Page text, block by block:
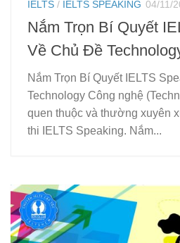
IELTS / IELTS SPEAKING 04/11/
Nắm Trọn Bí Quyết
Về Chủ Đề
Nắm Trọn Bí Quyết IELTS
Technology Công nghệ
quen thuộc và thường xuyên
thi IELTS Speaking. Nắm...